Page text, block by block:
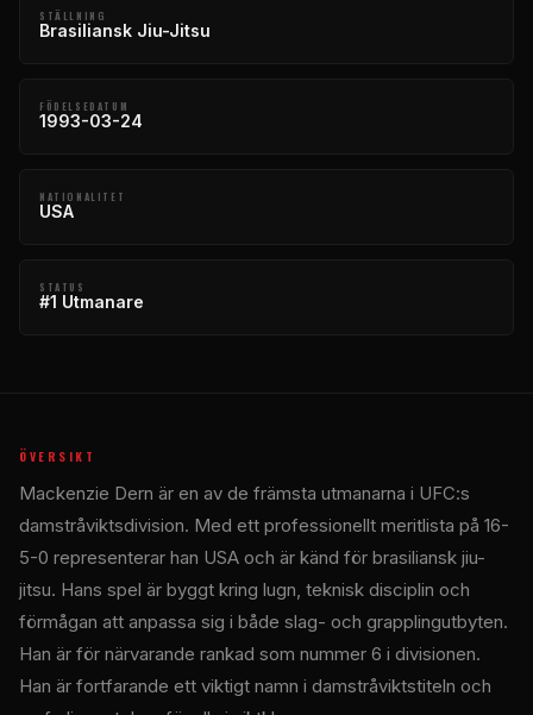
STÄLLNING
Brasiliansk Jiu-Jitsu
FÖDELSEDATUM
1993-03-24
NATIONALITET
USA
STATUS
#1 Utmanare
ÖVERSIKT
Mackenzie Dern är en av de främsta utmanarna i UFC:s
damstråviktsdivision. Med ett professionellt meritlista på 16-
5-0 representerar han USA och är känd för brasiliansk jiu-
jitsu. Hans spel är byggt kring lugn, teknisk disciplin och
förmågan att anpassa sig i både slag- och grapplingutbyten.
Han är för närvarande rankad som nummer 6 i divisionen.
Han är fortfarande ett viktigt namn i damstråviktstiteln och